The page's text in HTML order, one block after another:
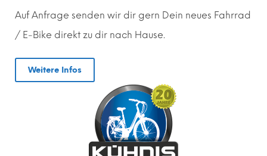
Auf Anfrage senden wir dir gern Dein neues Fahrrad
/ E-Bike direkt zu dir nach Hause.
Weitere Infos